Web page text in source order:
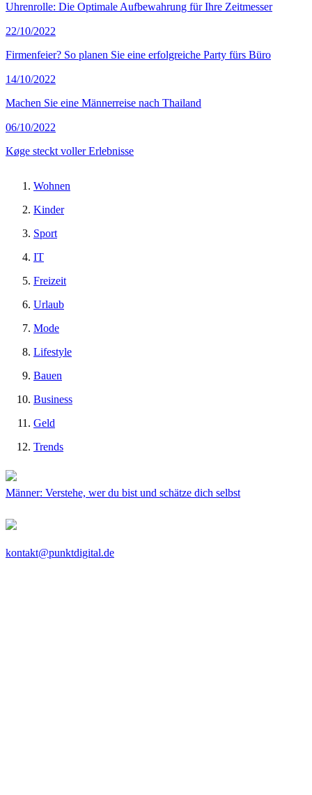
Uhrenrolle: Die Optimale Aufbewahrung für Ihre Zeitmesser
22/10/2022
Firmenfeier? So planen Sie eine erfolgreiche Party fürs Büro
14/10/2022
Machen Sie eine Männerreise nach Thailand
06/10/2022
Køge steckt voller Erlebnisse
Wohnen
Kinder
Sport
IT
Freizeit
Urlaub
Mode
Lifestyle
Bauen
Business
Geld
Trends
Männer: Verstehe, wer du bist und schätze dich selbst
kontakt@punktdigital.de